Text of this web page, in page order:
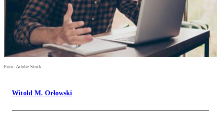
Foto: Adobe Stock
Witold M. Orłowski